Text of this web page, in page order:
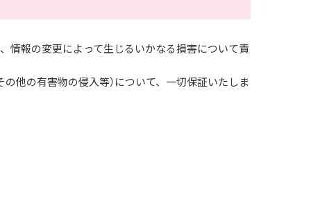
情報の変更によって生じるいかなる損害について責
他の有害物の侵入等）について、一切保証いたしま